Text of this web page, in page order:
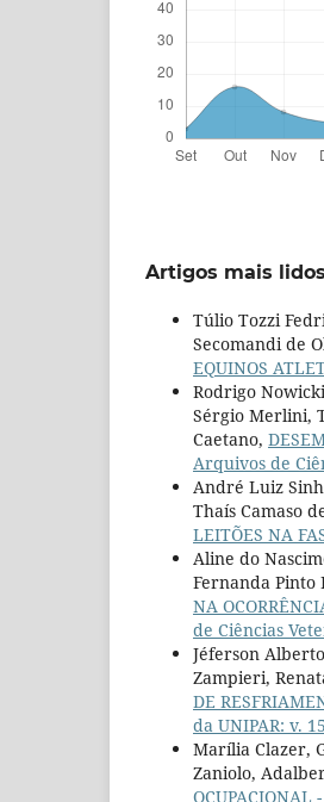
Artigos mais
Túlio Tozzi
Secomandi de
EQUINOS
Rodrigo
Sérgio Merlini,
Caetano,
Arquivos de
André Luiz
Thaís Camaso
LEITÕES NA
Aline do
Fernanda Pinto
NA
de Ciências
Jéferson
Zampieri,
DE
da UNIPAR: v.
Marília Clazer,
Zaniolo,
OCUPACIONAL